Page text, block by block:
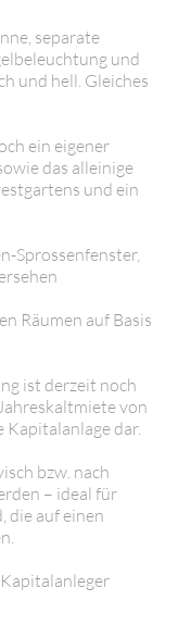
separate
und
und hell. Gleiches
ein eigener
das alleinige
und ein
Sprossenfenster,
Räumen auf Basis
ist derzeit noch
von
Kapitalanlage dar.
bzw. nach
– ideal für
die auf einen